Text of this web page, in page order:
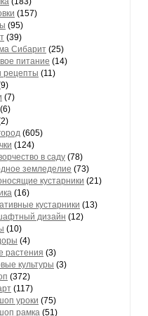
(157)
(95)
(39)
Сибарит (25)
питание (14)
рецепты (11)
(7)
(6)
(605)
(124)
в саду (78)
земледелие (73)
кустарники (21)
(16)
кустарники (13)
дизайн (12)
(10)
(4)
растения (3)
культуры (3)
(372)
(117)
уроки (75)
рамка (51)